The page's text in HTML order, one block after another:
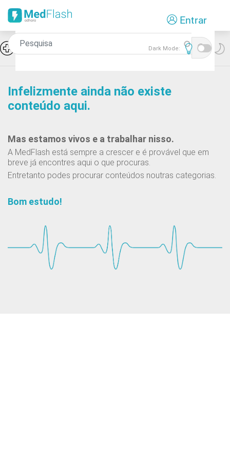
o
principal
Entrar
Icon Doença de Paget Dark Mode:
Infelizmente ainda não existe
conteúdo aqui.
Mas estamos vivos e a trabalhar nisso.
A MedFlash está sempre a crescer e é provável que em
breve já encontres aqui o que procuras.
Entretanto podes procurar conteúdos noutras categorias.
Bom estudo!